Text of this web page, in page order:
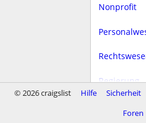
Nonprofit
Regierung
© 2026 craigslist Hilfe Sicherheit
Foren